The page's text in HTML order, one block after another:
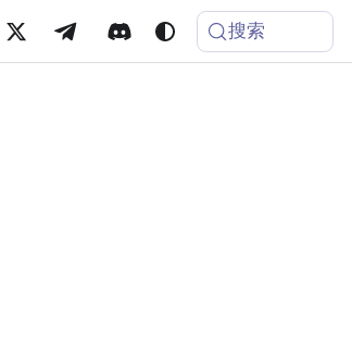
搜索